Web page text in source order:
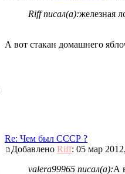
Riff писал(а):железная
А вот стакан домашнего
Re: Чем был СССР ?
Добавлено Riff: 05 мар
valera99965 писал(а):А